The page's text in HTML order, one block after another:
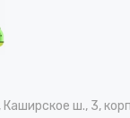
, Каширское ш., 3,